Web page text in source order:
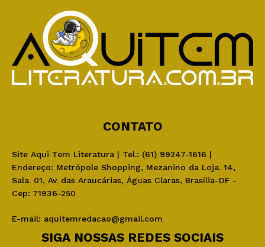
CONTATO
Site Aqui Tem Literatura | Tel.: (61) 99247-1616 |
Endereço: Metrópole Shopping, Mezanino da Loja. 14,
Sala. 01, Av. das Araucárias, Águas Claras, Brasília-DF -
Cep: 71936-250
E-mail: aquitemredacao@gmail.com
SIGA NOSSAS REDES SOCIAIS